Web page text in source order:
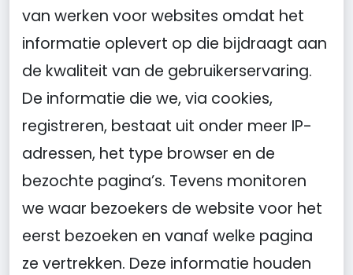
van werken voor websites omdat het
informatie oplevert op die bijdraagt aan
de kwaliteit van de gebruikerservaring.
De informatie die we, via cookies,
registreren, bestaat uit onder meer IP-
adressen, het type browser en de
bezochte pagina’s. Tevens monitoren
we waar bezoekers de website voor het
eerst bezoeken en vanaf welke pagina
ze vertrekken. Deze informatie houden